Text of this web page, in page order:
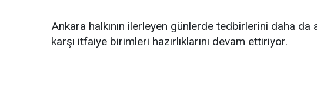
Ankara halkının ilerleyen günlerde tedbirlerini daha da
karşı itfaiye birimleri hazırlıklarını devam ettiriyor.